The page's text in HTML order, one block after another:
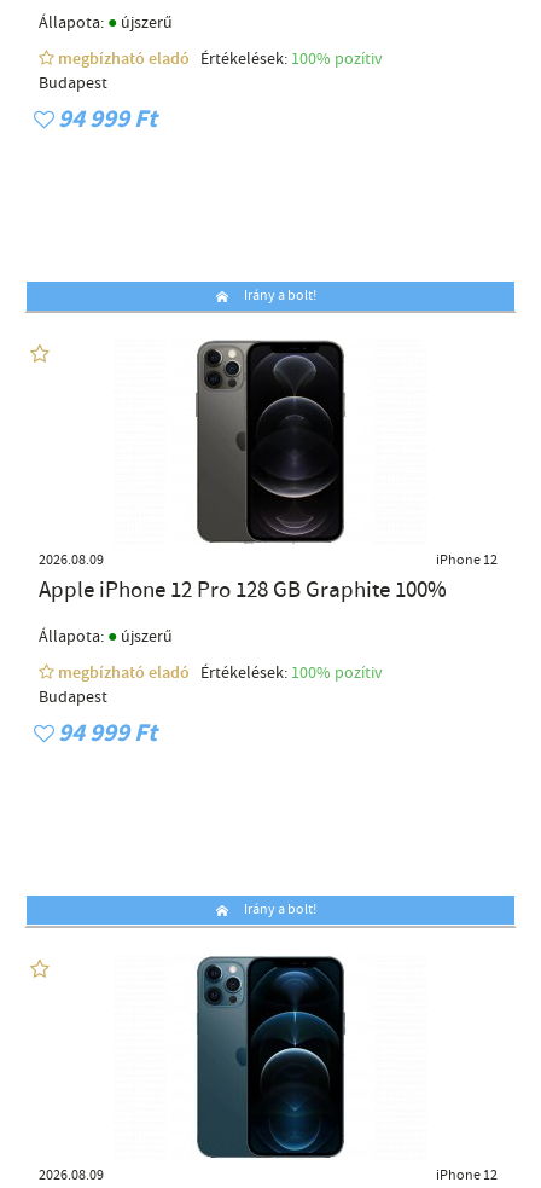
Állapota: ● újszerű
megbízható eladó
Értékelések: 100% pozítiv
Budapest
94 999 Ft
Irány a bolt!
2026.08.09 iPhone 12
Apple iPhone 12 Pro 128 GB Graphite 100%
Állapota: ● újszerű
megbízható eladó
Értékelések: 100% pozítiv
Budapest
94 999 Ft
Irány a bolt!
2026.08.09 iPhone 12